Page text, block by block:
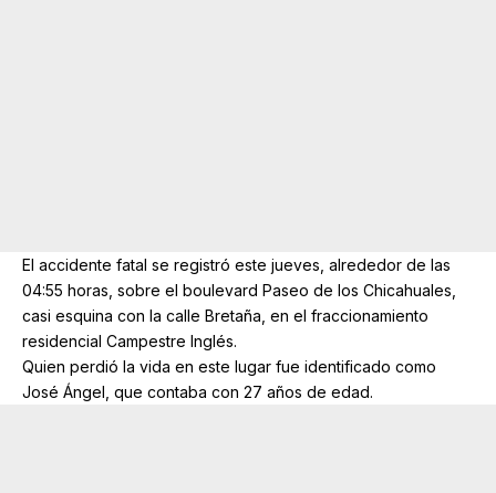
El accidente fatal se registró este jueves, alrededor de las
04:55 horas, sobre el boulevard Paseo de los Chicahuales,
casi esquina con la calle Bretaña, en el fraccionamiento
residencial Campestre Inglés.
Quien perdió la vida en este lugar fue identificado como
José Ángel, que contaba con 27 años de edad.